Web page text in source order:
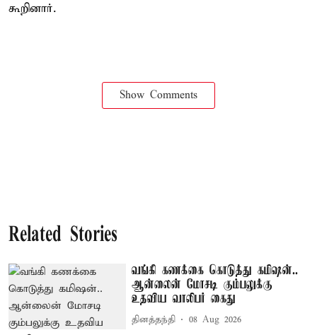
கூறினார்.
Show Comments
Related Stories
வங்கி கணக்கை கொடுத்து கமிஷன்..
ஆன்லைன் மோசடி கும்பலுக்கு
உதவிய வாலிபர் கைது
தினத்தந்தி 08 Aug 2026